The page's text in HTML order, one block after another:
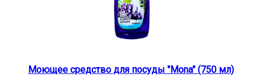
Моющее средство для посуды "Mona" (750 мл)